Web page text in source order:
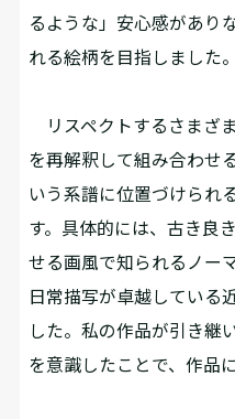
るような」安心感があり
れる絵柄を目指しました。
リスペクトするさまざ
を再解釈して組み合わせ
いう系譜に位置づけられ
す。具体的には、古き良
せる画風で知られるノー
日常描写が卓越している
した。私の作品が引き継
を意識したことで、作品